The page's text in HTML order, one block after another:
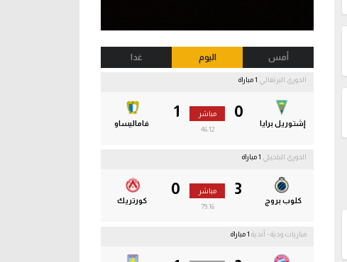
أمس اليوم غدا
الدوري البرتغالي
0
إشتوريل برايا
1
فاماليساو
مباشر
46:13
الدوري البلجيكي
3
كلوب بروج
0
كورتريك
مباشر
79:17
مباريات ودية - أندية